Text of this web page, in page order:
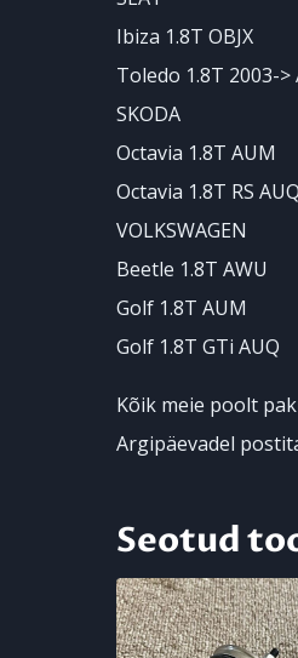
Ibiza 1.8T OBJX
Toledo 1.8T 2003->
SKODA
Octavia 1.8T AUM
Octavia 1.8T RS AUQ
VOLKSWAGEN
Beetle 1.8T AWU
Golf 1.8T AUM
Golf 1.8T GTi AUQ
Kõik meie poolt
Argipäevadel
Seotud